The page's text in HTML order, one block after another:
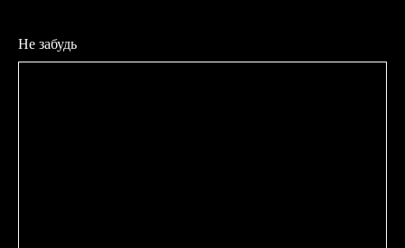
Не забудь